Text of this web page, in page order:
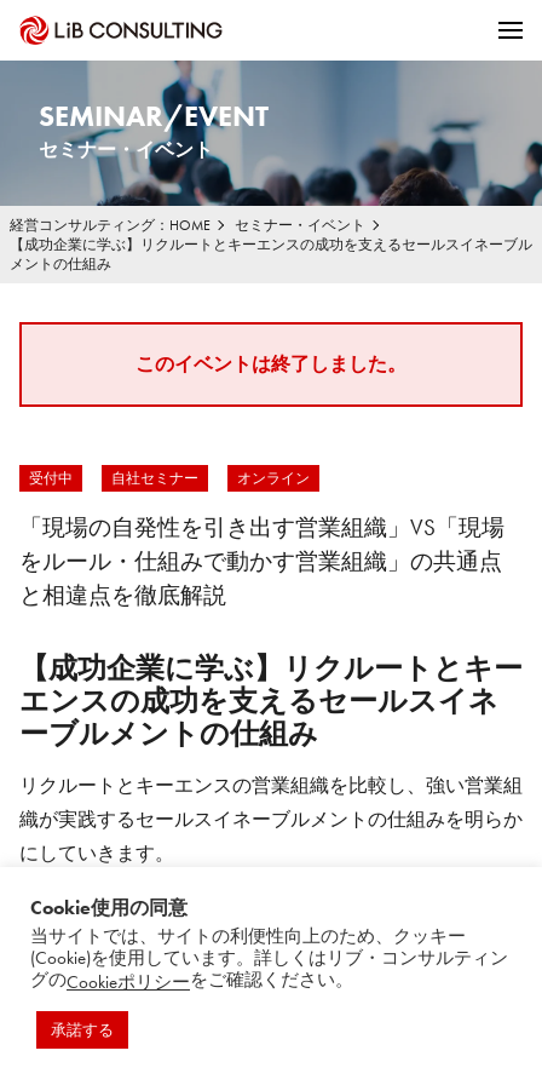
SEMINAR/EVENT
セミナー・イベント
経営コンサルティング：HOME
セミナー・イベント
【成功企業に学ぶ】リクルートとキーエンスの成功を支えるセールスイネーブル
メントの仕組み
このイベントは終了しました。
受付中 自社セミナー オンライン
「現場の自発性を引き出す営業組織」VS「現場
をルール・仕組みで動かす営業組織」の共通点
と相違点を徹底解説
【成功企業に学ぶ】リクルートとキー
エンスの成功を支えるセールスイネー
ブルメントの仕組み
リクルートとキーエンスの営業組織を比較し、強い営業組
織が実践するセールスイネーブルメントの仕組みを明らか
にしていきます。
Cookie使用の同意
当サイトでは、サイトの利便性向上のため、クッキー
(Cookie)を使用しています。詳しくはリブ・コンサルティン
グのCookieポリシーをご確認ください。
承諾する